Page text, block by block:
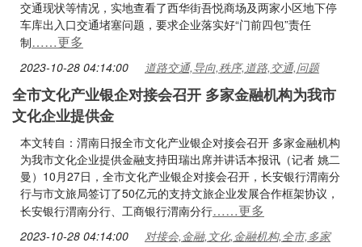
交通现状等情况，实地查看了西华街吾悦商场及两家小区地下停
车库出入口交通堵塞问题，要求企业落实好“门前四包”责任
制……更多
2023-10-28 04:14:00 道路交通,导向,秩序,道路,交通,问题
全市文化产业银企对接会召开 多家金融机构为我市
文化企业提供金
本文转自：渭南日报全市文化产业银企对接会召开 多家金融机构
为我市文化企业提供金融支持田瑞出席并讲话本报讯（记者 姚二
曼）10月27日，全市文化产业银企对接会召开，长安银行渭南分
行与市文旅局签订了50亿元的支持文旅企业发展合作框架协议，
长安银行渭南分行、工商银行渭南分行……更多
2023-10-28 04:14:00 对接会,金融,文化,金融机构,全市,多家